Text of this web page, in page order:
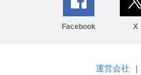
Facebook X
運営会社 |